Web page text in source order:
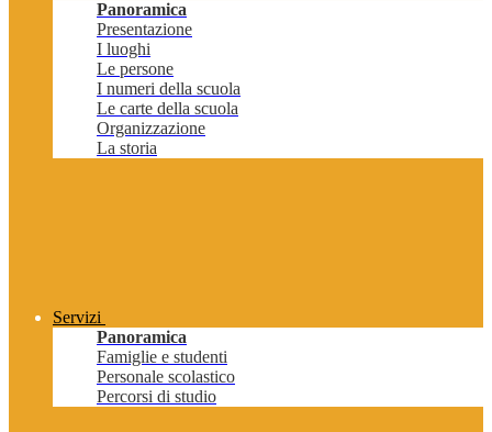
Panoramica
Presentazione
I luoghi
Le persone
I numeri della scuola
Le carte della scuola
Organizzazione
La storia
Servizi
Panoramica
Famiglie e studenti
Personale scolastico
Percorsi di studio